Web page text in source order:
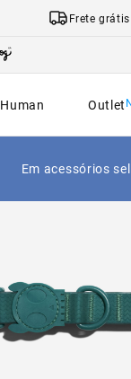
Frete
Human Outlet
Em acessórios